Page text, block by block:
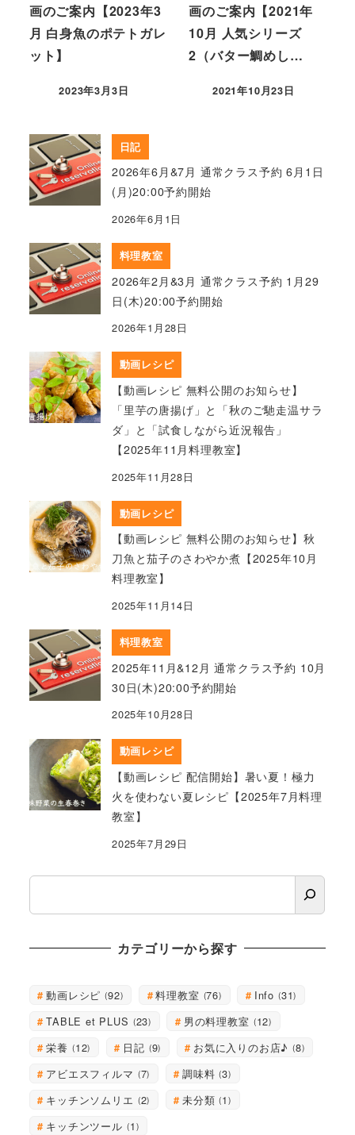
画のご案内【2023年3
月 白身魚のポテトガレ
ット】
2023年3月3日
画のご案内【2021年
10月 人気シリーズ
2（バター鯛めし…
2021年10月23日
日記
2026年6月&7月 通常クラス予約 6月1日
(月)20:00予約開始
2026年6月1日
料理教室
2026年2月&3月 通常クラス予約 1月29
日(木)20:00予約開始
2026年1月28日
動画レシピ
【動画レシピ 無料公開のお知らせ】
「里芋の唐揚げ」と「秋のご馳走温サラ
ダ」と「試食しながら近況報告」
【2025年11月料理教室】
2025年11月28日
動画レシピ
【動画レシピ 無料公開のお知らせ】秋
刀魚と茄子のさわやか煮【2025年10月
料理教室】
2025年11月14日
料理教室
2025年11月&12月 通常クラス予約 10月
30日(木)20:00予約開始
2025年10月28日
動画レシピ
【動画レシピ 配信開始】暑い夏！極力
火を使わない夏レシピ【2025年7月料理
教室】
2025年7月29日
検
カテゴリーから探す
動画レシピ 92 料理教室 76 Info 31
TABLE et PLUS 23 男の料理教室
12
栄養
12 日記 9 お気に入りのお店♪ 8
アビエスフィルマ 7 調味料 3
キッチンソムリエ 2 未分類 1
キッチンツール 1